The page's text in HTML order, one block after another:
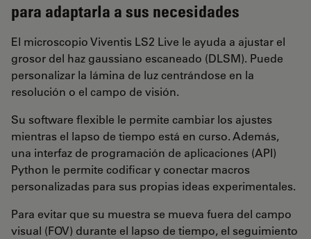
para adaptarla a sus necesidades
El microscopio Viventis LS2 Live le ayuda a ajustar el
grosor del haz gaussiano escaneado (DLSM). Puede
personalizar la lámina de luz centrándose en la
resolución o el campo de visión.
Su software flexible le permite cambiar los ajustes
mientras el lapso de tiempo está en curso. Además,
una interfaz de programación de aplicaciones (API)
Python le permite codificar y conectar macros
personalizadas para sus propias ideas experimentales.
Para evitar que su muestra se mueva fuera del campo
visual (FOV) durante el lapso de tiempo, el seguimiento